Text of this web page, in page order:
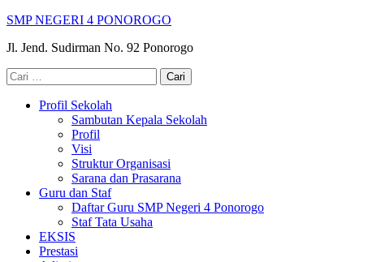
Lompat
konten
Enter)
SMP NEGERI 4 PONOROGO
Jl. Jend. Sudirman No. 92 Ponorogo
Cari
untuk:
Profil Sekolah
Sambutan Kepala Sekolah
Profil
Visi
Struktur Organisasi
Sarana dan Prasarana
Guru dan Staf
Daftar Guru SMP Negeri 4 Ponorogo
Staf Tata Usaha
EKSIS
Prestasi